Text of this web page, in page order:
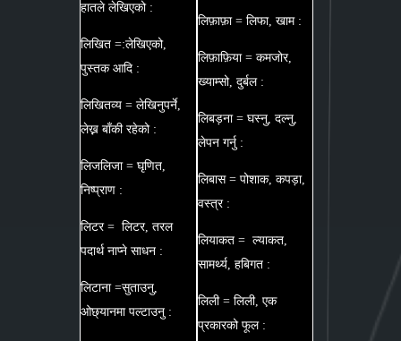
हातले लेखिएको :
लिखित =:लेखिएको,
पुस्तक आदि :
लिखितव्य = लेखिनुपर्ने,
लेख्न बाँकी रहेको :
लिजलिजा = घृणित,
निष्प्राण :
लिटर = लिटर, तरल
पदार्थ नाप्ने साधन :
लिटाना =सुताउनु,
ओछ्यानमा पल्टाउनु :
लिफ़ाफ़ा = लिफा, खाम :
लिफ़ाफ़िया = कमजोर,
ख्याम्सो, दुर्बल :
लिबड़ना = घस्नु, दल्नु,
लेपन गर्नु :
लिबास = पोशाक, कपड़ा,
वस्त्र :
लियाकत = ल्याकत,
सामर्थ्य, हबिगत :
लिली = लिली, एक
प्रकारको फूल :